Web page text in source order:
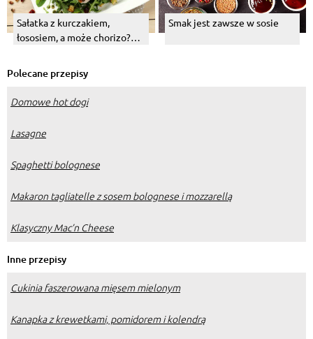
Sałatka z kurczakiem,
łososiem, a może chorizo?
Smak jest zawsze w sosie
Polecane przepisy
Domowe hot dogi
Lasagne
Spaghetti bolognese
Makaron tagliatelle z sosem bolognese i mozzarellą
Klasyczny Mac’n Cheese
Inne przepisy
Cukinia faszerowana mięsem mielonym
Kanapka z krewetkami, pomidorem i kolendrą